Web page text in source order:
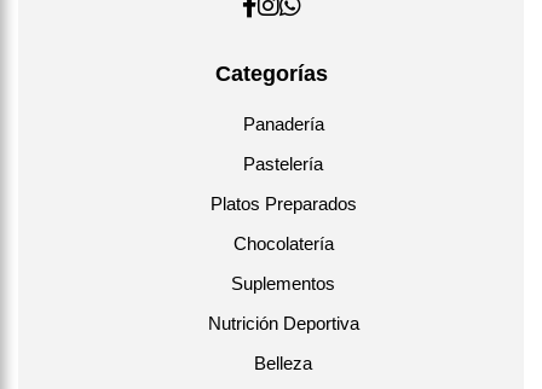
Categorías
Panadería
Pastelería
Platos Preparados
Chocolatería
Suplementos
Nutrición Deportiva
Belleza